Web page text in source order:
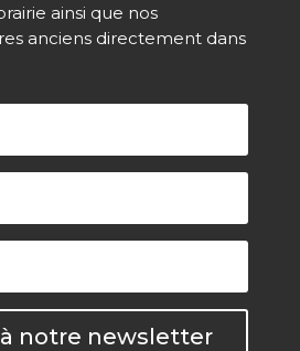
ainsi que nos
anciens directement dans
à notre newsletter